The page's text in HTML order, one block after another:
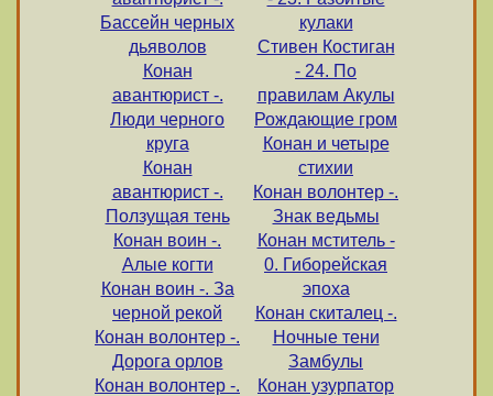
Бассейн черных
дьяволов
Конан
авантюрист -.
Люди черного
круга
Конан
авантюрист -.
Ползущая тень
Конан воин -.
Алые когти
Конан воин -. За
черной рекой
Конан волонтер -.
Дорога орлов
Конан волонтер -.
кулаки
Стивен Костиган
- 24. По
правилам Акулы
Рождающие гром
Конан и четыре
стихии
Конан волонтер -.
Знак ведьмы
Конан мститель -
0. Гиборейская
эпоха
Конан скиталец -.
Ночные тени
Замбулы
Конан узурпатор